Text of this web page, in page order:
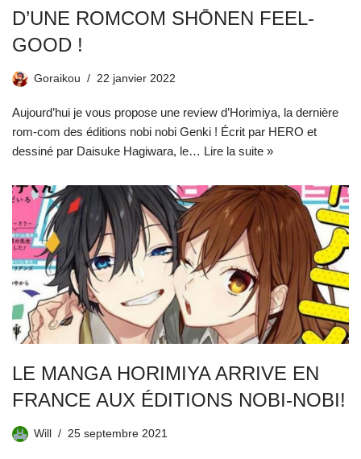
D’UNE ROMCOM SHŌNEN FEEL-
GOOD !
Goraikou 22 janvier 2022
Aujourd’hui je vous propose une review d’Horimiya, la dernière
rom-com des éditions nobi nobi Genki ! Écrit par HERO et
dessiné par Daisuke Hagiwara, le… Lire la suite »
LE MANGA HORIMIYA ARRIVE EN
FRANCE AUX ÉDITIONS NOBI-NOBI!
Will 25 septembre 2021